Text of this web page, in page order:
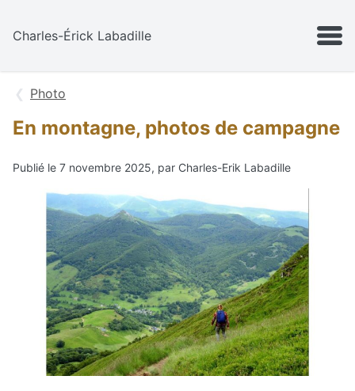
Charles-Érick Labadille
MENU
Photo
En montagne, photos de campagne
Publié le 7 novembre 2025, par Charles-Erik Labadille